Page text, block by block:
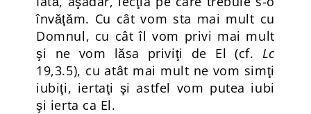
învăţăm. Cu cât vom sta mai mult cu
Domnul, cu cât îl vom privi mai mult
şi ne vom lăsa priviţi de El (cf. Lc
19,3.5), cu atât mai mult ne vom simţi
iubiţi, iertaţi şi astfel vom putea iubi
şi ierta ca El.